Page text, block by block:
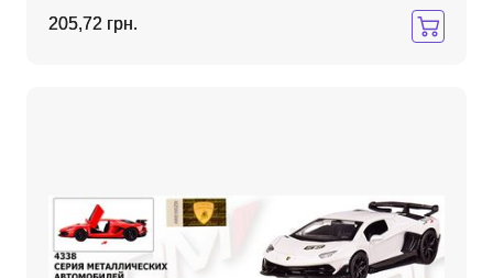
205,72 грн.